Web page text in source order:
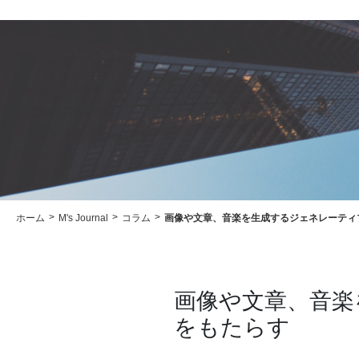
ホーム M's Journal コラム 画像や文章、音楽を生成するジェネレーテ
画像や文章、音
をもたらす